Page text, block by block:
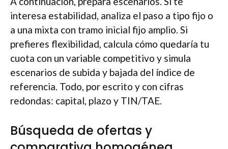
interesa estabilidad, analiza el paso a tipo fijo o
a una mixta con tramo inicial fijo amplio. Si
prefieres flexibilidad, calcula cómo quedaría tu
cuota con un variable competitivo y simula
escenarios de subida y bajada del índice de
referencia. Todo, por escrito y con cifras
redondas: capital, plazo y TIN/TAE.
Búsqueda de ofertas y